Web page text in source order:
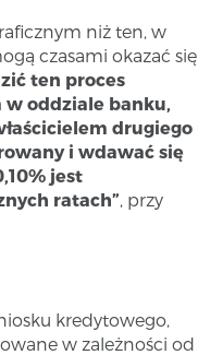
niż ten, w
czasami okazać się
ten proces
w oddziale banku,
drugiego
i wdawać się
jest
ratach”, przy
kredytowego,
w zależności od